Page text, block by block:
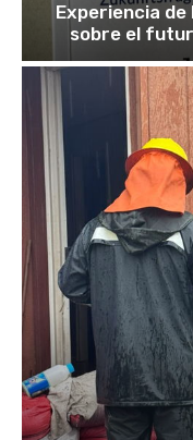
Experiencia
sobre el